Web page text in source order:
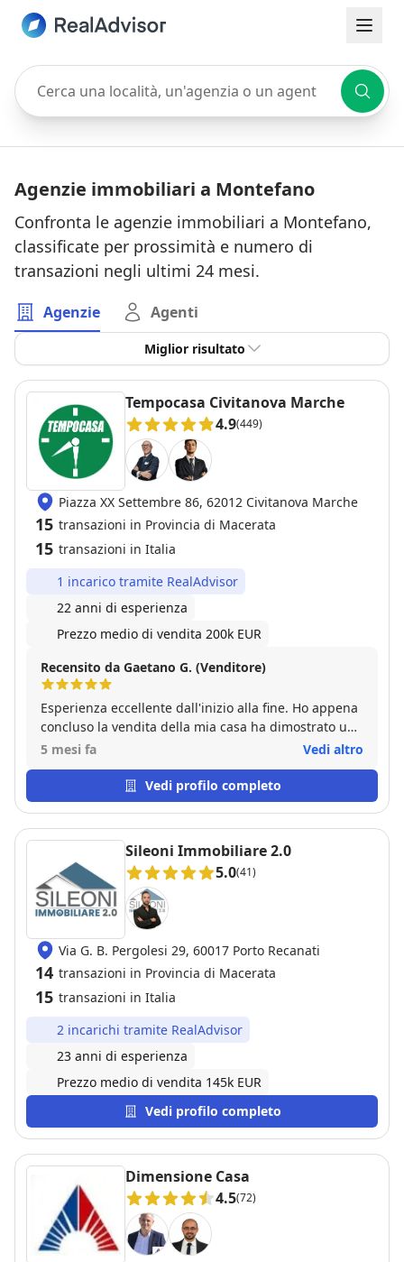
Cerca una località, un'agenzia o un agente
Agenzie immobiliari a Montefano
Confronta le agenzie immobiliari a Montefano,
classificate per prossimità e numero di
transazioni negli ultimi 24 mesi.
Agenzie Agenti
Miglior risultato
Tempocasa Civitanova Marche
4.9(449)
Piazza XX Settembre 86, 62012 Civitanova Marche
15 transazioni in Provincia di Macerata
15 transazioni in Italia
1 incarico tramite RealAdvisor
22 anni di esperienza
Prezzo medio di vendita 200k EUR
Recensito da Gaetano G. (Venditore)
Esperienza eccellente dall'inizio alla fine. Ho appena
concluso la vendita della mia casa ha dimostrato una
professionalità assoluta e la giusta dose di umanità.
aggiornandomi costantemente, trovando
l'acquirente giusto e trattando con efficenza, tutti in
complessa gestione burocratica (documenti
condominiali, relazioni con il notaio, conteggi
bancari). Un'assistenza davvero a 360 gradi fino al
giorno del rogito. Consigliatissimi per chi cerca
serietà, trasparenza e zero stress!
5 mesi fa Vedi altro
Vedi profilo completo
Sileoni Immobiliare 2.0
5.0(41)
Via G. B. Pergolesi 29, 60017 Porto Recanati
14 transazioni in Provincia di Macerata
15 transazioni in Italia
2 incarichi tramite RealAdvisor
23 anni di esperienza
Prezzo medio di vendita 145k EUR
Vedi profilo completo
Dimensione Casa
4.5(72)